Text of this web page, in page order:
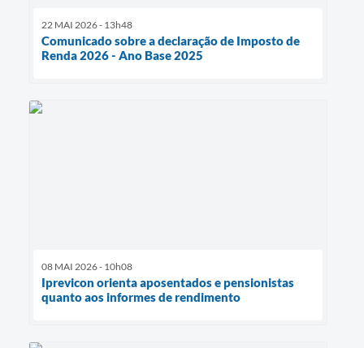
22 MAI 2026 - 13h48
Comunicado sobre a declaração de Imposto de
Renda 2026 - Ano Base 2025
08 MAI 2026 - 10h08
Iprevicon orienta aposentados e pensionistas
quanto aos informes de rendimento